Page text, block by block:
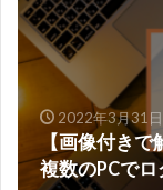
2022年3月31日
【画像付き
複数のPCで